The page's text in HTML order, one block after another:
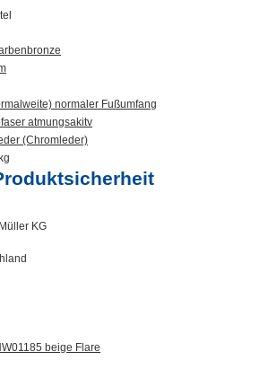
bronze
normaler Fußumfang
atmungsakitv
(Chromleder)
KG